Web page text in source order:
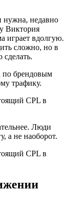
нужна, недавно
Виктория
играет вдолгую.
сложно, но в
по брендовым
трафику.
Люди
а не наоборот.